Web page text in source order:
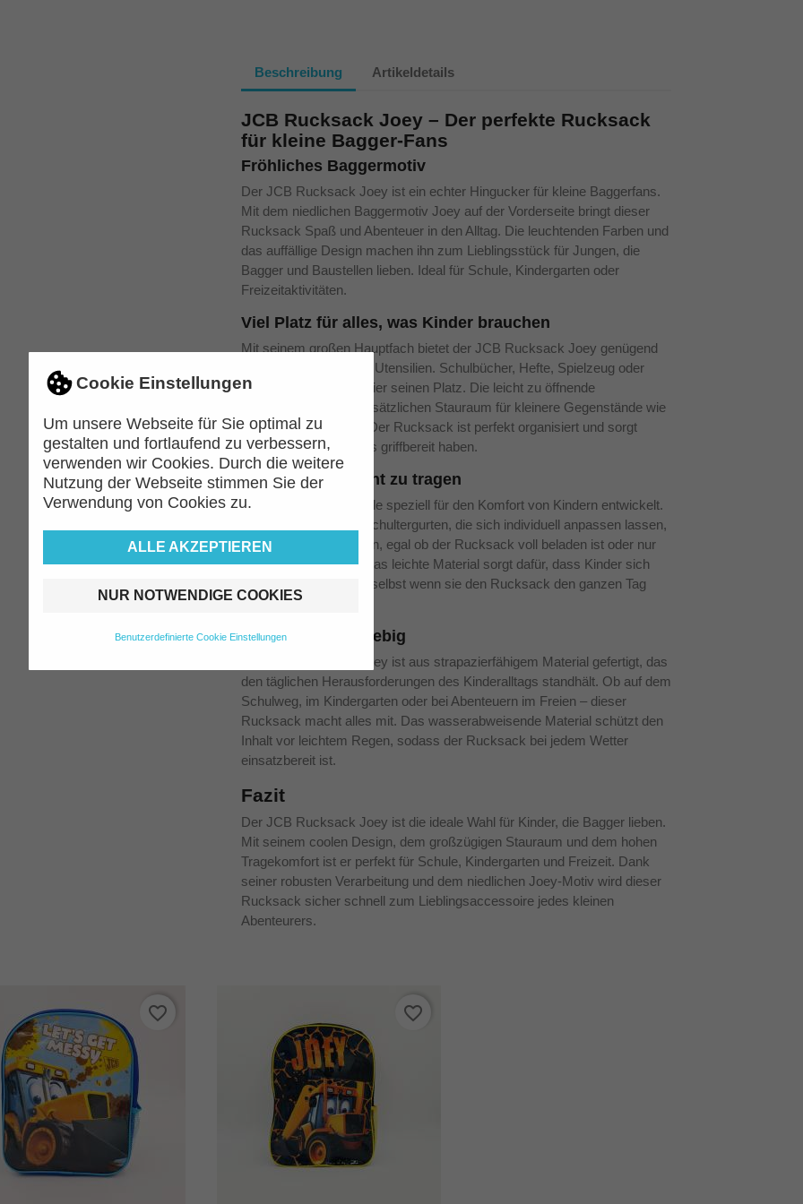
Cookie Einstellungen
Um unsere Webseite für Sie optimal zu
gestalten und fortlaufend zu verbessern,
verwenden wir Cookies. Durch die weitere
Nutzung der Webseite stimmen Sie der
Verwendung von Cookies zu.
ALLE AKZEPTIEREN
NUR NOTWENDIGE COOKIES
Benutzerdefinierte Cookie Einstellungen
Beschreibung Artikeldetails
JCB Rucksack Joey – Der perfekte Rucksack
für kleine Bagger-Fans
Fröhliches Baggermotiv
Der JCB Rucksack Joey ist ein echter Hingucker für kleine Baggerfans.
Mit dem niedlichen Baggermotiv Joey auf der Vorderseite bringt dieser
Rucksack Spaß und Abenteuer in den Alltag. Die leuchtenden Farben und
das auffällige Design machen ihn zum Lieblingsstück für Jungen, die
Bagger und Baustellen lieben. Ideal für Schule, Kindergarten oder
Freizeitaktivitäten.
Viel Platz für alles, was Kinder brauchen
Mit seinem großen Hauptfach bietet der JCB Rucksack Joey genügend
Platz für alle wichtigen Utensilien. Schulbücher, Hefte, Spielzeug oder
Snacks – alles findet hier seinen Platz. Die leicht zu öffnende
Vordertasche bietet zusätzlichen Stauraum für kleinere Gegenstände wie
Stifte oder Schlüssel. Der Rucksack ist perfekt organisiert und sorgt
dafür, dass Kinder alles griffbereit haben.
Bequem und leicht zu tragen
Dieser Rucksack wurde speziell für den Komfort von Kindern entwickelt.
Mit den gepolsterten Schultergurten, die sich individuell anpassen lassen,
ist er bequem zu tragen, egal ob der Rucksack voll beladen ist oder nur
das Nötigste enthält. Das leichte Material sorgt dafür, dass Kinder sich
nicht überanstrengen, selbst wenn sie den Rucksack den ganzen Tag
tragen.
Robust und langlebig
Der JCB Rucksack Joey ist aus strapazierfähigem Material gefertigt, das
den täglichen Herausforderungen des Kinderalltags standhält. Ob auf dem
Schulweg, im Kindergarten oder bei Abenteuern im Freien – dieser
Rucksack macht alles mit. Das wasserabweisende Material schützt den
Inhalt vor leichtem Regen, sodass der Rucksack bei jedem Wetter
einsatzbereit ist.
Fazit
Der JCB Rucksack Joey ist die ideale Wahl für Kinder, die Bagger lieben.
Mit seinem coolen Design, dem großzügigen Stauraum und dem hohen
Tragekomfort ist er perfekt für Schule, Kindergarten und Freizeit. Dank
seiner robusten Verarbeitung und dem niedlichen Joey-Motiv wird dieser
Rucksack sicher schnell zum Lieblingsaccessoire jedes kleinen
Abenteurers.
favorite_border favorite_border